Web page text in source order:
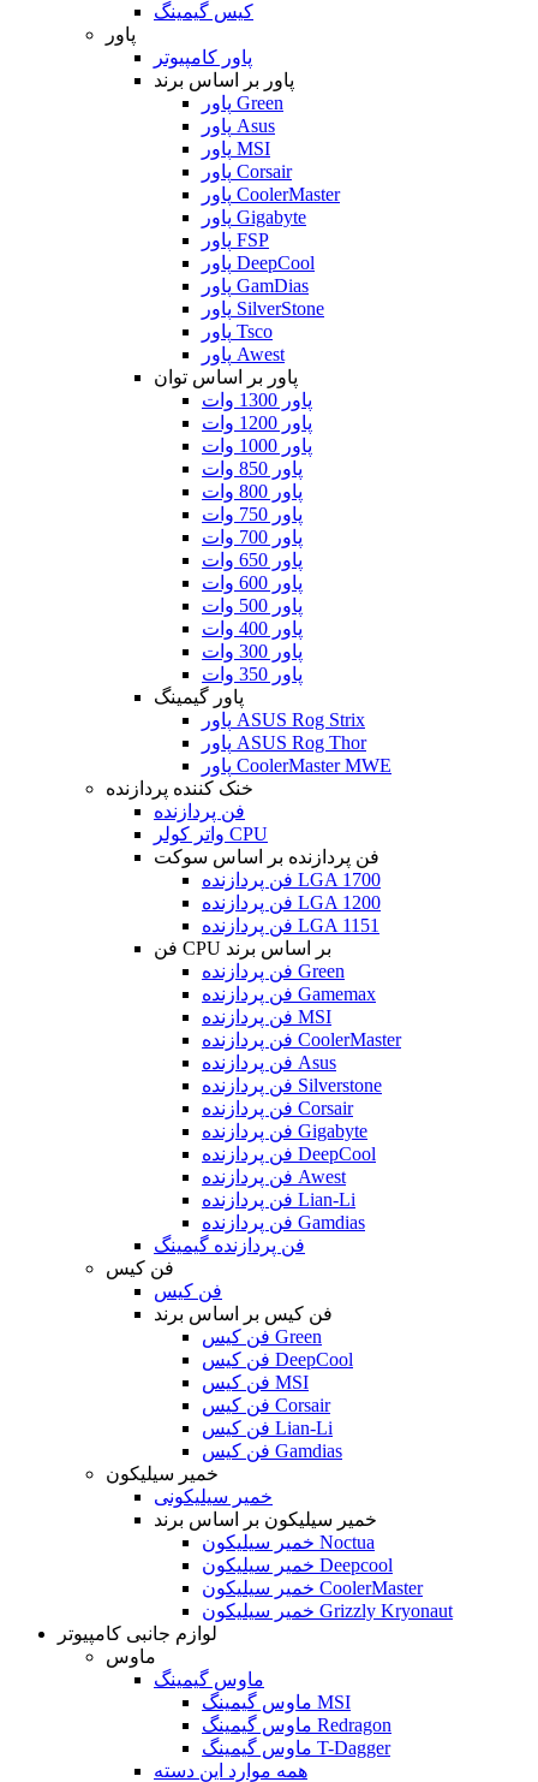
کیس گیمینگ
پاور
پاور کامپیوتر
پاور بر اساس برند
پاور Green
پاور Asus
پاور MSI
پاور Corsair
پاور CoolerMaster
پاور Gigabyte
پاور FSP
پاور DeepCool
پاور GamDias
پاور SilverStone
پاور Tsco
پاور Awest
پاور بر اساس توان
پاور 1300 وات
پاور 1200 وات
پاور 1000 وات
پاور 850 وات
پاور 800 وات
پاور 750 وات
پاور 700 وات
پاور 650 وات
پاور 600 وات
پاور 500 وات
پاور 400 وات
پاور 300 وات
پاور 350 وات
پاور گیمینگ
پاور ASUS Rog Strix
پاور ASUS Rog Thor
پاور CoolerMaster MWE
خنک کننده پردازنده
فن پردازنده
واتر کولر CPU
فن پردازنده بر اساس سوکت
فن پردازنده LGA 1700
فن پردازنده LGA 1200
فن پردازنده LGA 1151
فن CPU بر اساس برند
فن پردازنده Green
فن پردازنده Gamemax
فن پردازنده MSI
فن پردازنده CoolerMaster
فن پردازنده Asus
فن پردازنده Silverstone
فن پردازنده Corsair
فن پردازنده Gigabyte
فن پردازنده DeepCool
فن پردازنده Awest
فن پردازنده Lian-Li
فن پردازنده Gamdias
فن پردازنده گیمینگ
فن کیس
فن کیس
فن کیس بر اساس برند
فن کیس Green
فن کیس DeepCool
فن کیس MSI
فن کیس Corsair
فن کیس Lian-Li
فن کیس Gamdias
خمیر سیلیکون
خمیر سیلیکونی
خمیر سیلیکون بر اساس برند
خمیر سیلیکون Noctua
خمیر سیلیکون Deepcool
خمیر سیلیکون CoolerMaster
خمیر سیلیکون Grizzly Kryonaut
لوازم جانبی کامپیوتر
ماوس
ماوس گیمینگ
ماوس گیمینگ MSI
ماوس گیمینگ Redragon
ماوس گیمینگ T-Dagger
همه موارد این دسته